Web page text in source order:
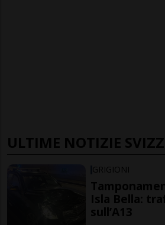
ULTIME NOTIZIE
GRIGIONI
Isla Bella:
sull’A13